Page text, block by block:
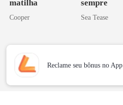
matilha
Cooper
sempre
Sea Tease
Reclame seu bônus no App